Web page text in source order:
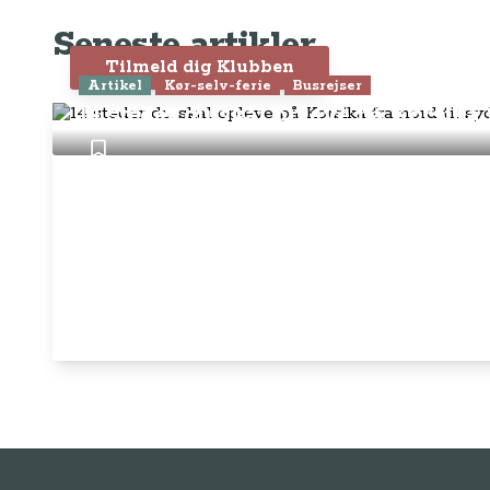
Tilmeld dig Klubben
249,- pr. år eller
Seneste artikler
Artikel Kør-selv-ferie Busrejser
14 steder du skal opleve på Korsika